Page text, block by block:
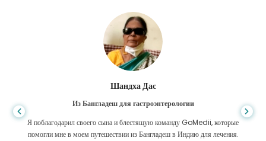
Шандха Дас
Из Бангладеш для гастроэнтерологии
Я поблагодарил своего сына и блестящую команду GoMedii, которые
помогли мне в моем путешествии из Бангладеш в Индию для лечения.